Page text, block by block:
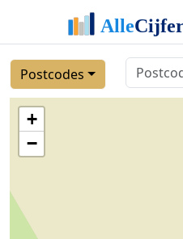
Postcodes
+
−